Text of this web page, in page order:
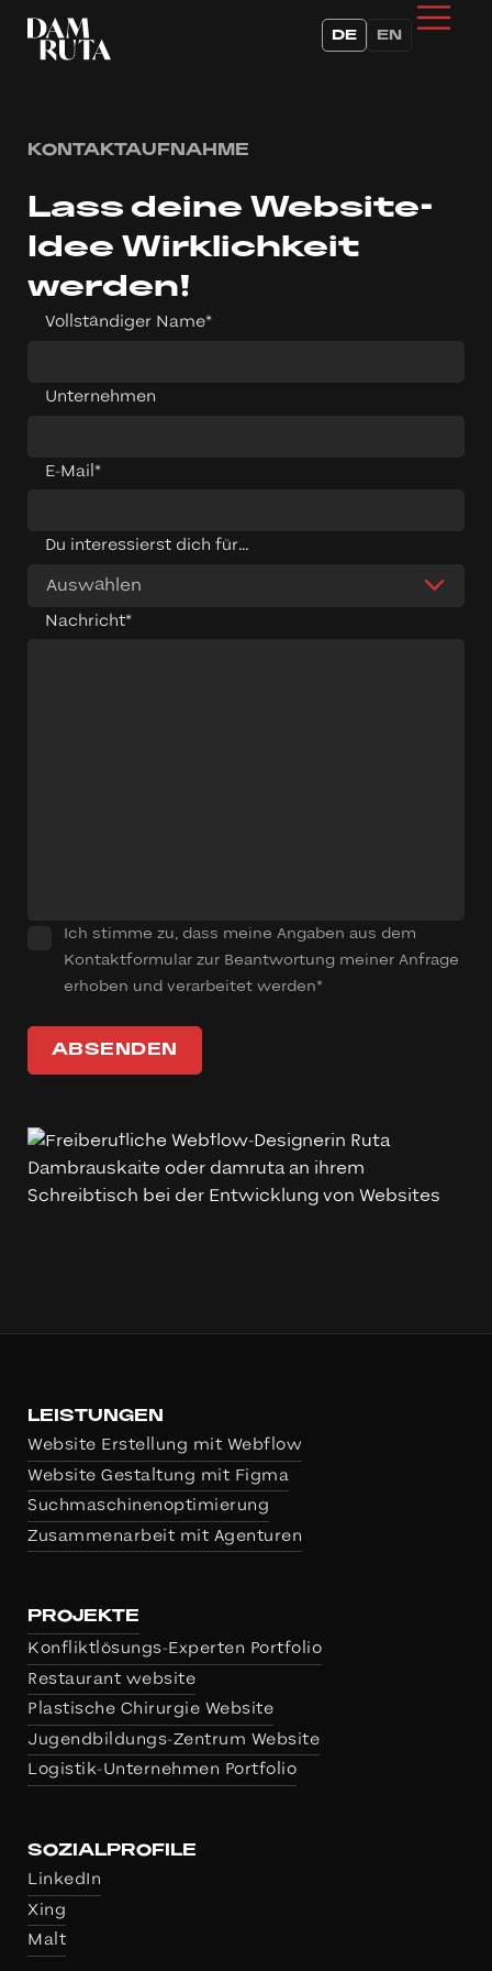
DE EN
KONTAKTAUFNAHME
Lass deine Website-
Idee Wirklichkeit
werden!
Vollständiger Name*
Unternehmen
E-Mail*
Du interessierst dich für...
Auswählen
Nachricht*
Ich stimme zu, dass meine Angaben aus dem
Kontaktformular zur Beantwortung meiner Anfrage
erhoben und verarbeitet werden*
LEISTUNGEN
Website Erstellung mit Webflow
Website Gestaltung mit Figma
Suchmaschinenoptimierung
Zusammen­arbeit mit Agenturen
PROJEKTE
Konfliktlösungs-Experten Portfolio
Restaurant website
Plastische Chirurgie Website
Jugendbildungs-Zentrum Website
Logistik-Unternehmen Portfolio
SOZIALPROFILE
LinkedIn
Xing
Malt